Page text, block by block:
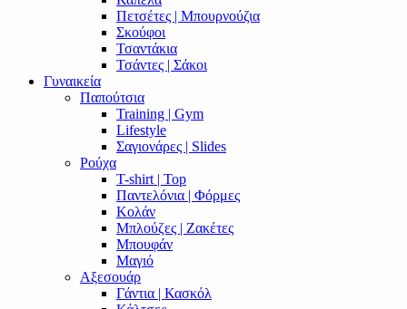
Πετσέτες | Μπουρνούζια
Σκούφοι
Τσαντάκια
Τσάντες | Σάκοι
Γυναικεία
Παπούτσια
Training | Gym
Lifestyle
Σαγιονάρες | Slides
Ρούχα
T-shirt | Top
Παντελόνια | Φόρμες
Κολάν
Μπλούζες | Ζακέτες
Μπουφάν
Μαγιό
Αξεσουάρ
Γάντια | Κασκόλ